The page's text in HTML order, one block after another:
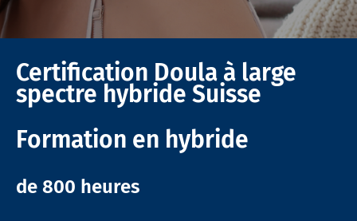
Certification Doula à large
spectre hybride Suisse
Formation en hybride
de 800 heures